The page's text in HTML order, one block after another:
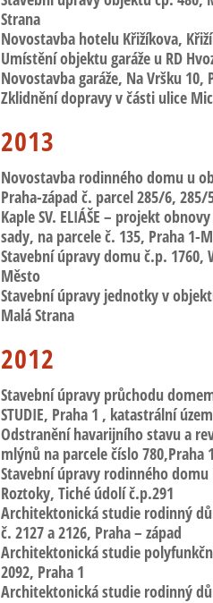
Strana
Novostavba hotelu Křižíkova,
Umístění objektu garáže u RD
Novostavba garáže, Na Vršku 10,
Zklidnění dopravy v části ulice
2013
Novostavba rodinného domu u
Praha-západ č. parcel 285/6, 285/
Kaple SV. ELIÁŠE – projekt obnovy
sady, na parcele č. 135, Praha 1-
Stavební úpravy domu č.p. 1760,
Město
Stavební úpravy jednotky v
Malá Strana
2012
Stavební úpravy průchodu
STUDIE, Praha 1 , katastrální
Odstranění havarijního stavu a
mlýnů na parcele číslo 780,Praha
Stavební úpravy rodinného domu
Roztoky, Tiché údolí č.p.291
Architektonická studie rodinný
č. 2127 a 2126, Praha – západ
Architektonická studie
2092, Praha 1
Architektonická studie rodinný